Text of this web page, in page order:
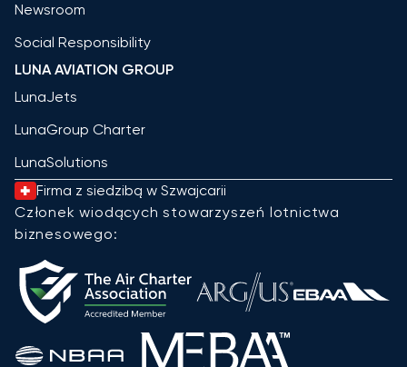
Newsroom
Social Responsibility
LUNA AVIATION GROUP
LunaJets
LunaGroup Charter
LunaSolutions
Firma z siedzibą w Szwajcarii
Członek wiodących stowarzyszeń lotnictwa
biznesowego: